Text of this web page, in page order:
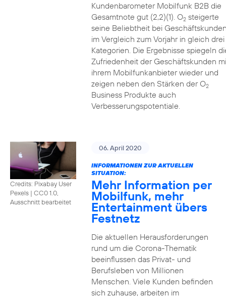
Kundenbarometer Mobilfunk B2B die
Gesamtnote gut (2,2)(1). O2steigerte
seine Beliebtheit bei
im Vergleich zum Vorjahr in gleich drei
Kategorien. Die Ergebnisse spiegeln
Zufriedenheit der Geschäftskunden
ihrem Mobilfunkanbieter wieder und
zeigen neben den Stärken der O2
Business Produkte auch
Verbesserungspotentiale.
Credits: Pixabay User
Pexels | CC0 1.0,
Ausschnitt bearbeitet
06. April 2020
INFORMATIONEN ZUR AKTUELLEN
SITUATION:
Mehr Information per
Mobilfunk, mehr
Entertainment übers
Festnetz
Die aktuellen Herausforderungen
rund um die Corona-Thematik
beeinflussen das Privat- und
Berufsleben von Millionen
Menschen. Viele Kunden befinden
sich zuhause, arbeiten im